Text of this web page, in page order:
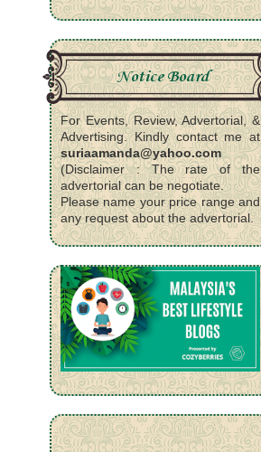
Notice Board
For Events, Review, Advertorial, &
Advertising. Kindly contact me at
suriaamanda@yahoo.com
(Disclaimer : The rate of the
advertorial can be negotiate.
Please name your price range and
any request about the advertorial.